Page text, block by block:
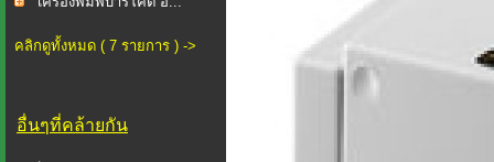
คลิกดูทั้งหมด ( 7 รายการ ) ->
อื่นๆที่คล้ายกัน